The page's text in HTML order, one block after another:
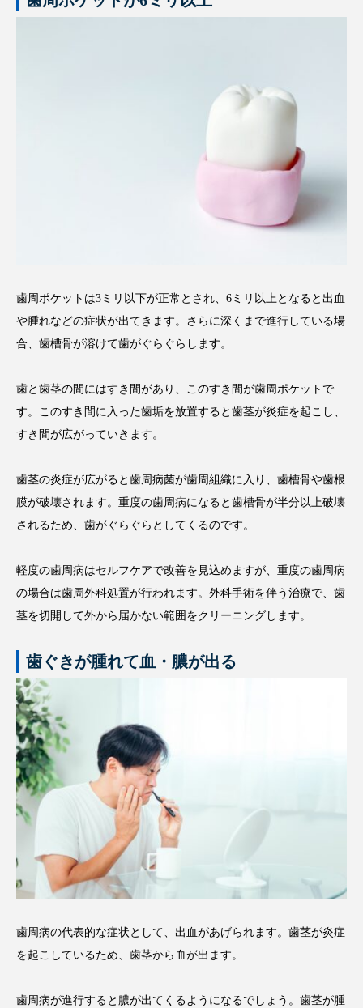
歯周ポケットは3ミリ以下が正常とされ、6ミリ以上となると出血
や腫れなどの症状が出てきます。さらに深くまで進行している場
合、歯槽骨が溶けて歯がぐらぐらします。
歯と歯茎の間にはすき間があり、このすき間が歯周ポケットで
す。このすき間に入った歯垢を放置すると歯茎が炎症を起こし、
すき間が広がっていきます。
歯茎の炎症が広がると歯周病菌が歯周組織に入り、歯槽骨や歯根
膜が破壊されます。重度の歯周病になると歯槽骨が半分以上破壊
されるため、歯がぐらぐらとしてくるのです。
軽度の歯周病はセルフケアで改善を見込めますが、重度の歯周病
の場合は歯周外科処置が行われます。外科手術を伴う治療で、歯
茎を切開して外から届かない範囲をクリーニングします。
歯ぐきが腫れて血・膿が出る
歯周病の代表的な症状として、出血があげられます。歯茎が炎症
を起こしているため、歯茎から血が出ます。
歯周病が進行すると膿が出てくるようになるでしょう。歯茎が腫